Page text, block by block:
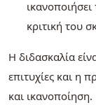
κριτική του
Η διδασκαλία
επιτυχίες και η
και ικανοποίηση.